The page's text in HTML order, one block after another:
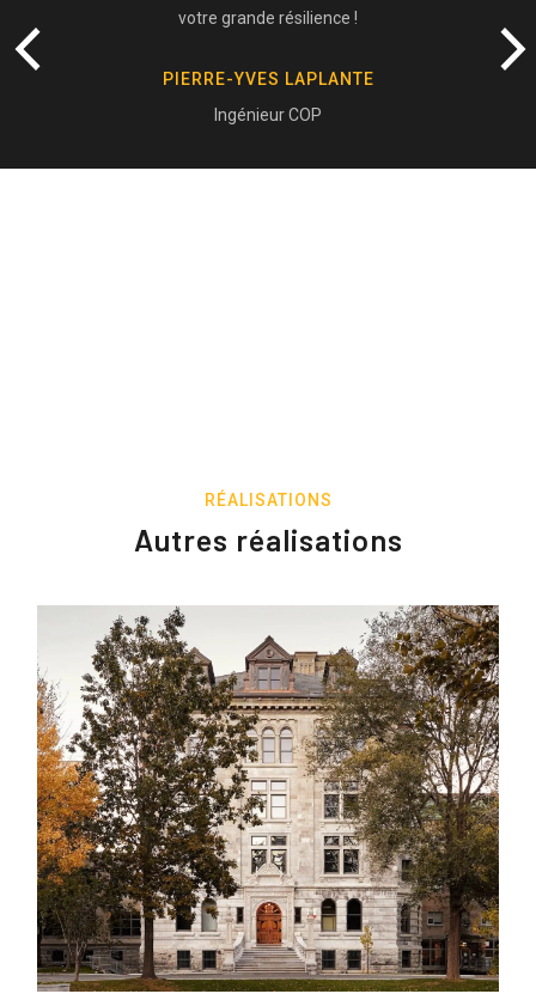
votre grande résilience !
PIERRE-YVES LAPLANTE
Ingénieur COP
RÉALISATIONS
Autres réalisations